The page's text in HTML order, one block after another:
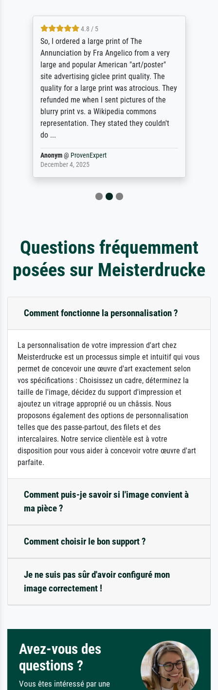
4.8 / 5
So, I ordered a large print of The
Annunciation by Fra Angelico from a very
large and popular American "art/poster"
site advertising giclee print quality. The
quality for a large print was atrocious. They
refunded me when I sent pictures of the
blurry print vs. a Wikipedia commons
representation. They stated they couldn't
do ...
Anonym@ ProvenExpert
December 4, 2025
Questions fréquemment
posées sur Meisterdrucke
Comment fonctionne la personnalisation ?
La personnalisation de votre impression d'art chez
Meisterdrucke est un processus simple et intuitif qui vous
permet de concevoir une œuvre d'art exactement selon
vos spécifications : Choisissez un cadre, déterminez la
taille de l'image, décidez du support d'impression et
ajoutez un vitrage approprié ou un châssis. Nous
proposons également des options de personnalisation
telles que des passe-partout, des filets et des
intercalaires. Notre service clientèle est à votre
disposition pour vous aider à concevoir votre œuvre d'art
parfaite.
Comment puis-je savoir si l'image convient à
ma pièce ?
Comment choisir le bon support ?
Je ne suis pas sûr d'avoir configuré mon
image correctement !
Avez-vous des
questions ?
Vous êtes intéressé par une